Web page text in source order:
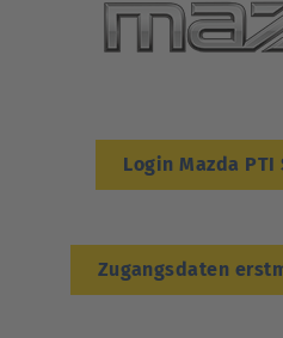
Login Mazda
Zugangsdaten